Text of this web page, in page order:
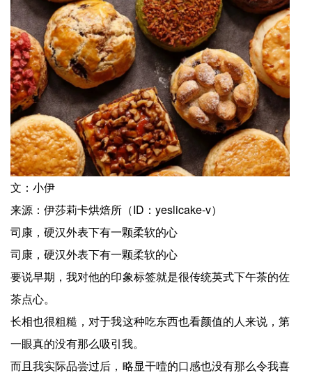
文：小伊
来源：伊莎莉卡烘焙所（ID：yeslicake-v）
司康，硬汉外表下有一颗柔软的心
司康，硬汉外表下有一颗柔软的心
要说早期，我对他的印象标签就是很传统英式下午茶的佐
茶点心。
长相也很粗糙，对于我这种吃东西也看颜值的人来说，第
一眼真的没有那么吸引我。
而且我实际品尝过后，略显干噎的口感也没有那么令我喜